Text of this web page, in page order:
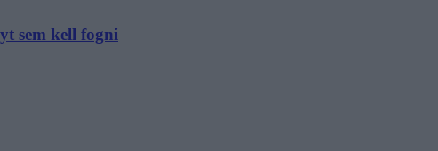
sem kell fogni